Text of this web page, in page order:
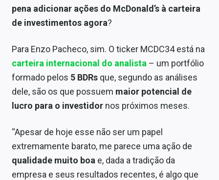
pena adicionar ações do McDonald’s à carteira
de investimentos agora?
Para Enzo Pacheco, sim. O ticker MCDC34 está na
carteira internacional do analista – um portfólio
formado pelos 5 BDRs que, segundo as análises
dele, são os que possuem maior potencial de
lucro para o investidor nos próximos meses.
“Apesar de hoje esse não ser um papel
extremamente barato, me parece uma ação de
qualidade muito boa e, dada a tradição da
empresa e seus resultados recentes, é algo que